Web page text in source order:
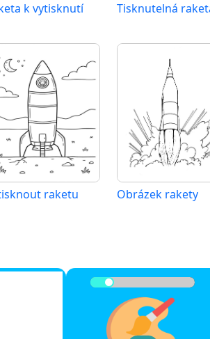
k vytisknutí
raketu Obrázek rakety